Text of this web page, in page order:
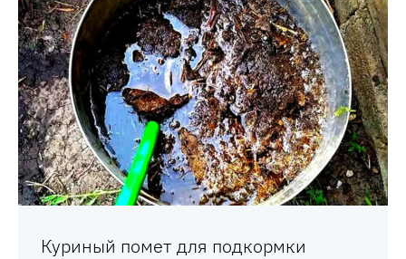
Куриный помет для подкормки